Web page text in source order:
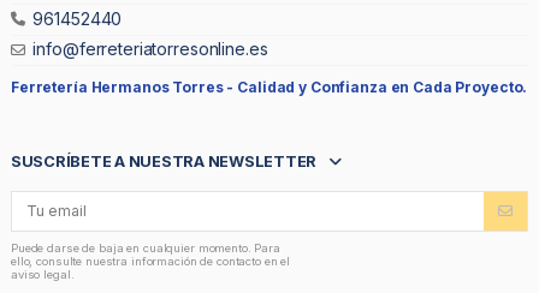
961452440
info@ferreteriatorresonline.es
Ferretería Hermanos Torres - Calidad y Confianza en Cada Proyecto.
SUSCRÍBETE A NUESTRA NEWSLETTER
Puede darse de baja en cualquier momento. Para
ello, consulte nuestra información de contacto en el
aviso legal.